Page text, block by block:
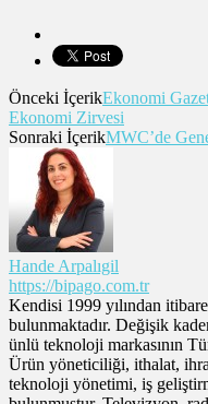
Önceki İçerikEkonomi
Ekonomi Zirvesi
Sonraki İçerikMWC’de
Hande Arpalıgil
https://bipago.com.tr
Kendisi 1999 yılından
bulunmaktadır. Değişik
ünlü teknoloji markasının
Ürün yöneticiliği, ithalat,
teknoloji yönetimi, iş